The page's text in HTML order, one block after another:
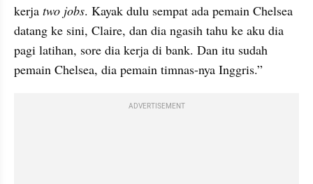
kerja two jobs. Kayak dulu sempat ada pemain Chelsea
datang ke sini, Claire, dan dia ngasih tahu ke aku dia
pagi latihan, sore dia kerja di bank. Dan itu sudah
pemain Chelsea, dia pemain timnas-nya Inggris.”
ADVERTISEMENT